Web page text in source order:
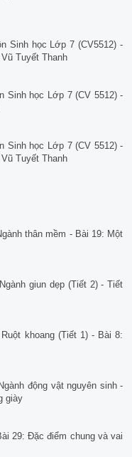
Sinh học Lớp 7 (CV5512) -
Tuyết Thanh
Sinh học Lớp 7 (CV 5512) -
Sinh học Lớp 7 (CV 5512) -
Tuyết Thanh
thân mềm - Bài 19: Một
giun dẹp (Tiết 2) - Tiết
khoang (Tiết 1) - Bài 8:
động vật nguyên sinh -
giày
29: Đặc điểm chung và vai